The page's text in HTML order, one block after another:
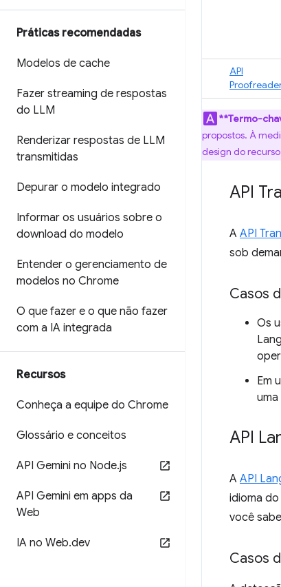
Práticas recomendadas
Modelos de cache
Fazer streaming de respostas
do LLM
Renderizar respostas de LLM
transmitidas
Depurar o modelo integrado
Informar os usuários sobre o
download do modelo
Entender o gerenciamento de
modelos no Chrome
O que fazer e o que não fazer
com a IA integrada
Recursos
Conheça a equipe do Chrome
Glossário e conceitos
API Gemini no Node.js
API Gemini em apps da
Web
IA no Web.dev
API
**Termo-
propostos. À
design do
API
A API
sob
Casos
Os
Em
API
A API
idioma
você
Casos